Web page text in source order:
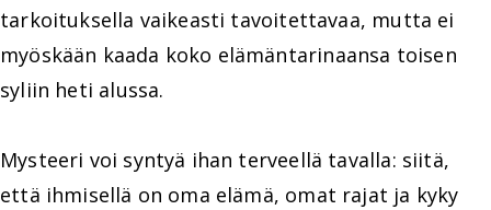
tarkoituksella vaikeasti tavoitettavaa, mutta ei
myöskään kaada koko elämäntarinaansa toisen
syliin heti alussa.
Mysteeri voi syntyä ihan terveellä tavalla: siitä,
että ihmisellä on oma elämä, omat rajat ja kyky